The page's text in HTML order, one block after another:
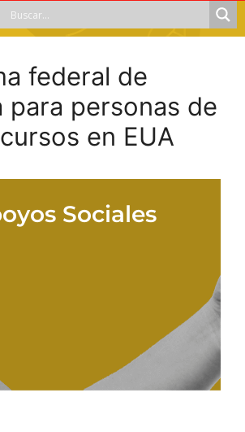
federal de
para personas de
en EUA
Sociales